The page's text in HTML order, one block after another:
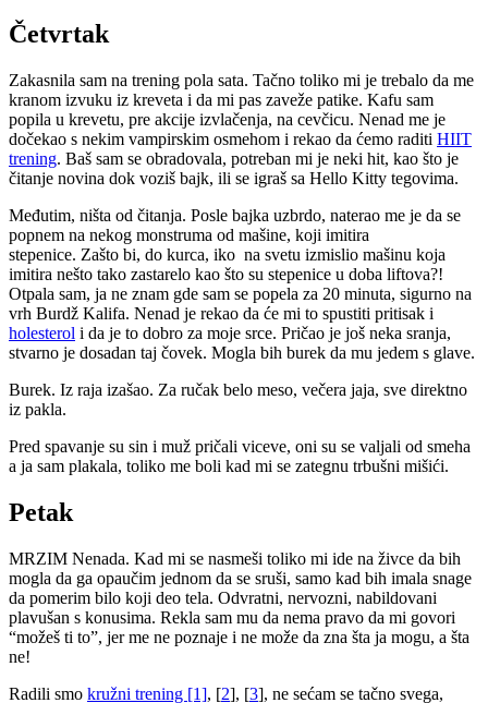
Četvrtak
Zakasnila sam na trening pola sata. Tačno toliko mi je trebalo da me
kranom izvuku iz kreveta i da mi pas zaveže patike. Kafu sam
popila u krevetu, pre akcije izvlačenja, na cevčicu. Nenad me je
dočekao s nekim vampirskim osmehom i rekao da ćemo raditi HIIT
trening. Baš sam se obradovala, potreban mi je neki hit, kao što je
čitanje novina dok voziš bajk, ili se igraš sa Hello Kitty tegovima.
Međutim, ništa od čitanja. Posle bajka uzbrdo, naterao me je da se
popnem na nekog monstruma od mašine, koji imitira
stepenice. Zašto bi, do kurca, iko na svetu izmislio mašinu koja
imitira nešto tako zastarelo kao što su stepenice u doba liftova?!
Otpala sam, ja ne znam gde sam se popela za 20 minuta, sigurno na
vrh Burdž Kalifa. Nenad je rekao da će mi to spustiti pritisak i
holesterol i da je to dobro za moje srce. Pričao je još neka sranja,
stvarno je dosadan taj čovek. Mogla bih burek da mu jedem s glave.
Burek. Iz raja izašao. Za ručak belo meso, večera jaja, sve direktno
iz pakla.
Pred spavanje su sin i muž pričali viceve, oni su se valjali od smeha
a ja sam plakala, toliko me boli kad mi se zategnu trbušni mišići.
Petak
MRZIM Nenada. Kad mi se nasmeši toliko mi ide na živce da bih
mogla da ga opaučim jednom da se sruši, samo kad bih imala snage
da pomerim bilo koji deo tela. Odvratni, nervozni, nabildovani
plavušan s konusima. Rekla sam mu da nema pravo da mi govori
“možeš ti to”, jer me ne poznaje i ne može da zna šta ja mogu, a šta
ne!
Radili smo kružni trening [1], [2], [3], ne sećam se tačno svega,